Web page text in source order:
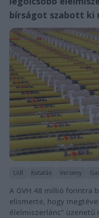
bírságot szabott ki
Lidl Kutatás Verseny
A GVH 48 millió forintra
elismerte, hogy
élelmiszerlánc” üzenetű